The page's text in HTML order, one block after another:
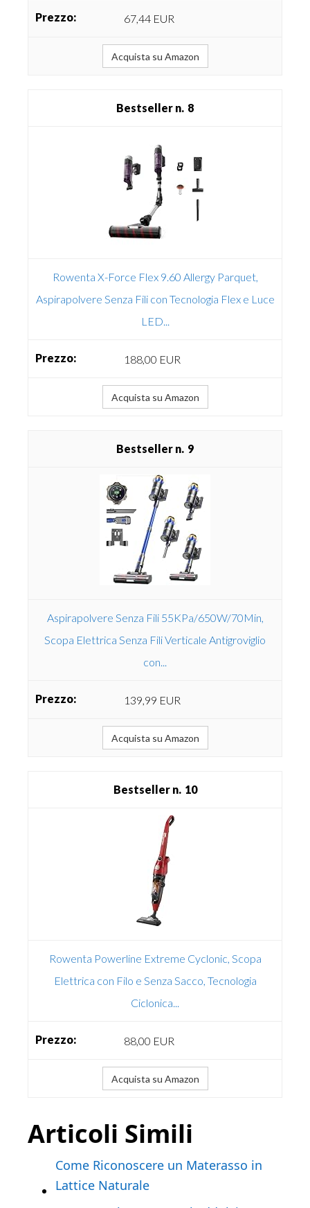
67,44 EUR
Acquista su Amazon
8
Rowenta X-Force Flex 9.60 Allergy Parquet,
Aspirapolvere Senza Fili con Tecnologia Flex e Luce
LED...
188,00 EUR
Acquista su Amazon
9
Aspirapolvere Senza Fili 55KPa/650W/70Min,
Scopa Elettrica Senza Fili Verticale Antigroviglio
con...
139,99 EUR
Acquista su Amazon
10
Rowenta Powerline Extreme Cyclonic, Scopa
Elettrica con Filo e Senza Sacco, Tecnologia
Ciclonica...
88,00 EUR
Acquista su Amazon
Articoli Simili
Come Riconoscere un Materasso in
Lattice Naturale